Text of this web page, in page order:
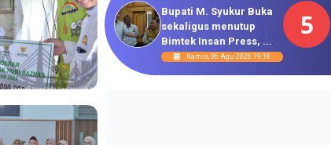
Bupati M. Syukur Buka
sekaligus menutup
Bimtek Insan Press, ...
Kamis, 06 Agu 2026 19:18
5